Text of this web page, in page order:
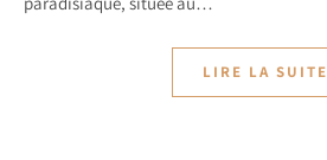
LIRE LA SUITE